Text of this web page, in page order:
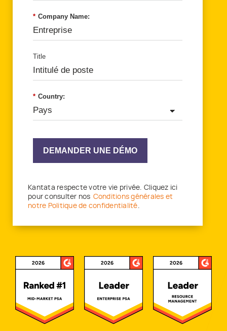
* Company Name:
Title
* Country:
DEMANDER UNE DÉMO
Kantata respecte votre vie privée. Cliquez ici
pour consulter nos Conditions générales et
notre Politique de confidentialité.